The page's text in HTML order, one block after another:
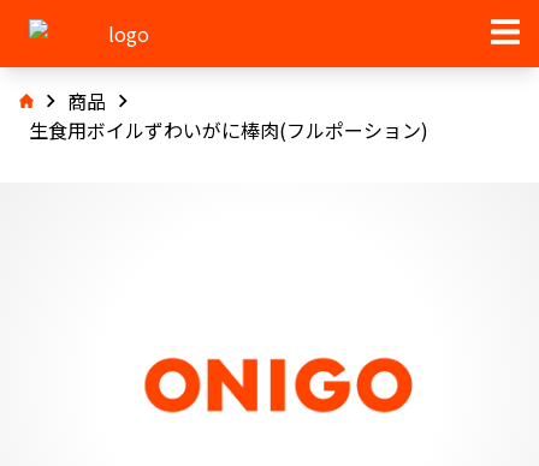
商品
生食用ボイルずわいがに棒肉(フルポーション)